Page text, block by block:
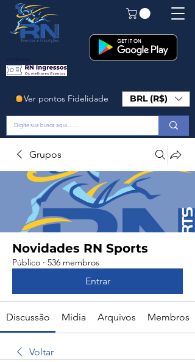
Em Breve!
Ver pontos Fidelidade BRL (R$)
Grupos
Novidades RN Sports
Público · 536 membros
Entrar
Discussão Mídia Arquivos Membros
Voltar